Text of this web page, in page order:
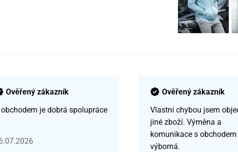
Ověřený zákazník
je dobrá spolupráce
Ověřený zákazník
Vlastní chybou jsem
jiné zboží. Výměna a
komunikace s obchodem
výborná.